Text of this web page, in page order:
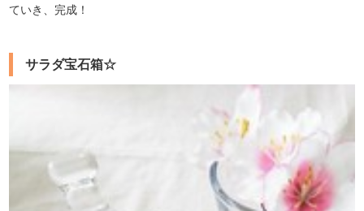
ていき、完成！
サラダ宝石箱☆